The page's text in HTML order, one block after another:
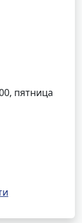
пятница